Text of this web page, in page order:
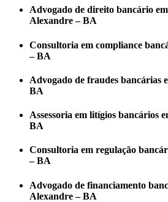
Advogado de direito bancário
Alexandre – BA
Consultoria em compliance
– BA
Advogado de fraudes bancárias
BA
Assessoria em litígios bancários
BA
Consultoria em regulação
– BA
Advogado de financiamento
Alexandre – BA